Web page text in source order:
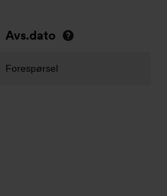
Avs.dato
Forespørsel